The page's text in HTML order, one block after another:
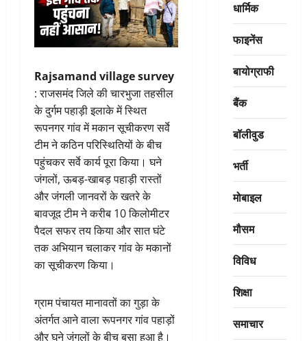
Rajsamand village survey
: राजसमंद जिले की चारभुजा तहसील
के दुर्गम पहाड़ी इलाके में स्थित
रूपनगर गांव में मकान सूचीकरण सर्वे
टीम ने कठिन परिस्थितियों के बीच
पहुंचकर सर्वे कार्य पूरा किया। घने
जंगलों, ऊबड़-खाबड़ पहाड़ी रास्तों
और जंगली जानवरों के खतरे के
बावजूद टीम ने करीब 10 किलोमीटर
पैदल सफर तय किया और सात घंटे
तक अभियान चलाकर गांव के मकानों
का सूचीकरण किया।
ग्राम पंचायत मानावतों का गुड़ा के
अंतर्गत आने वाला रूपनगर गांव पहाड़ों
और घने जंगलों के बीच बसा हुआ है।
धार्मिक
फाइनेंस
बायोग्राफी
बैंक
बॉलीवुड
भर्ती
मोबाइल
मौसम
विविध
शिक्षा
समाचार